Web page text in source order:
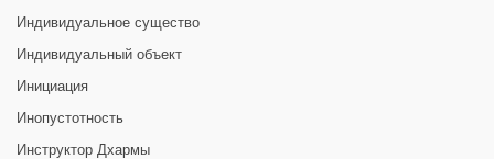
Индивидуальное существо
Индивидуальный объект
Инициация
Инопустотность
Инструктор Дхармы